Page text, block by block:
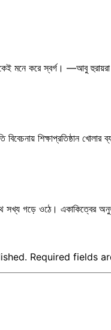
একেই মনে করে স্বর্গ। —আবু
শিক্ষাপ্রতিষ্ঠান
সখ্য গড়ে ওঠে।
Required fields